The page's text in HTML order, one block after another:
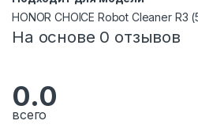
HONOR CHOICE Robot Cleaner R3
На основе 0 отзывов
0.0
всего